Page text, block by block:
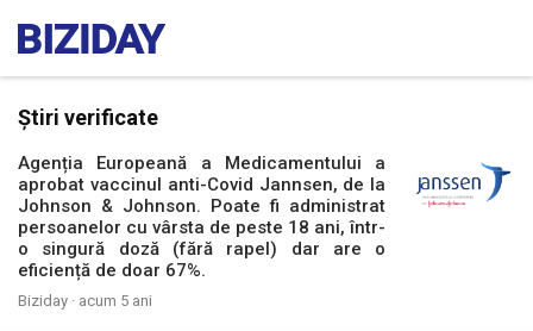
Știri verificate
Agenția Europeană a Medicamentului a
aprobat vaccinul anti-Covid Jannsen, de la
Johnson & Johnson. Poate fi administrat
persoanelor cu vârsta de peste 18 ani, într-
o singură doză (fără rapel) dar are o
eficiență de doar 67%.
Biziday · acum 5 ani